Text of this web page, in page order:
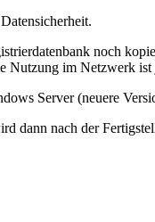
noch
Nutzung im Netzwerk
Server (neuere
dann nach der